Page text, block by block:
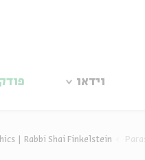
וידאו
| Rabbi Shai Finkelstein